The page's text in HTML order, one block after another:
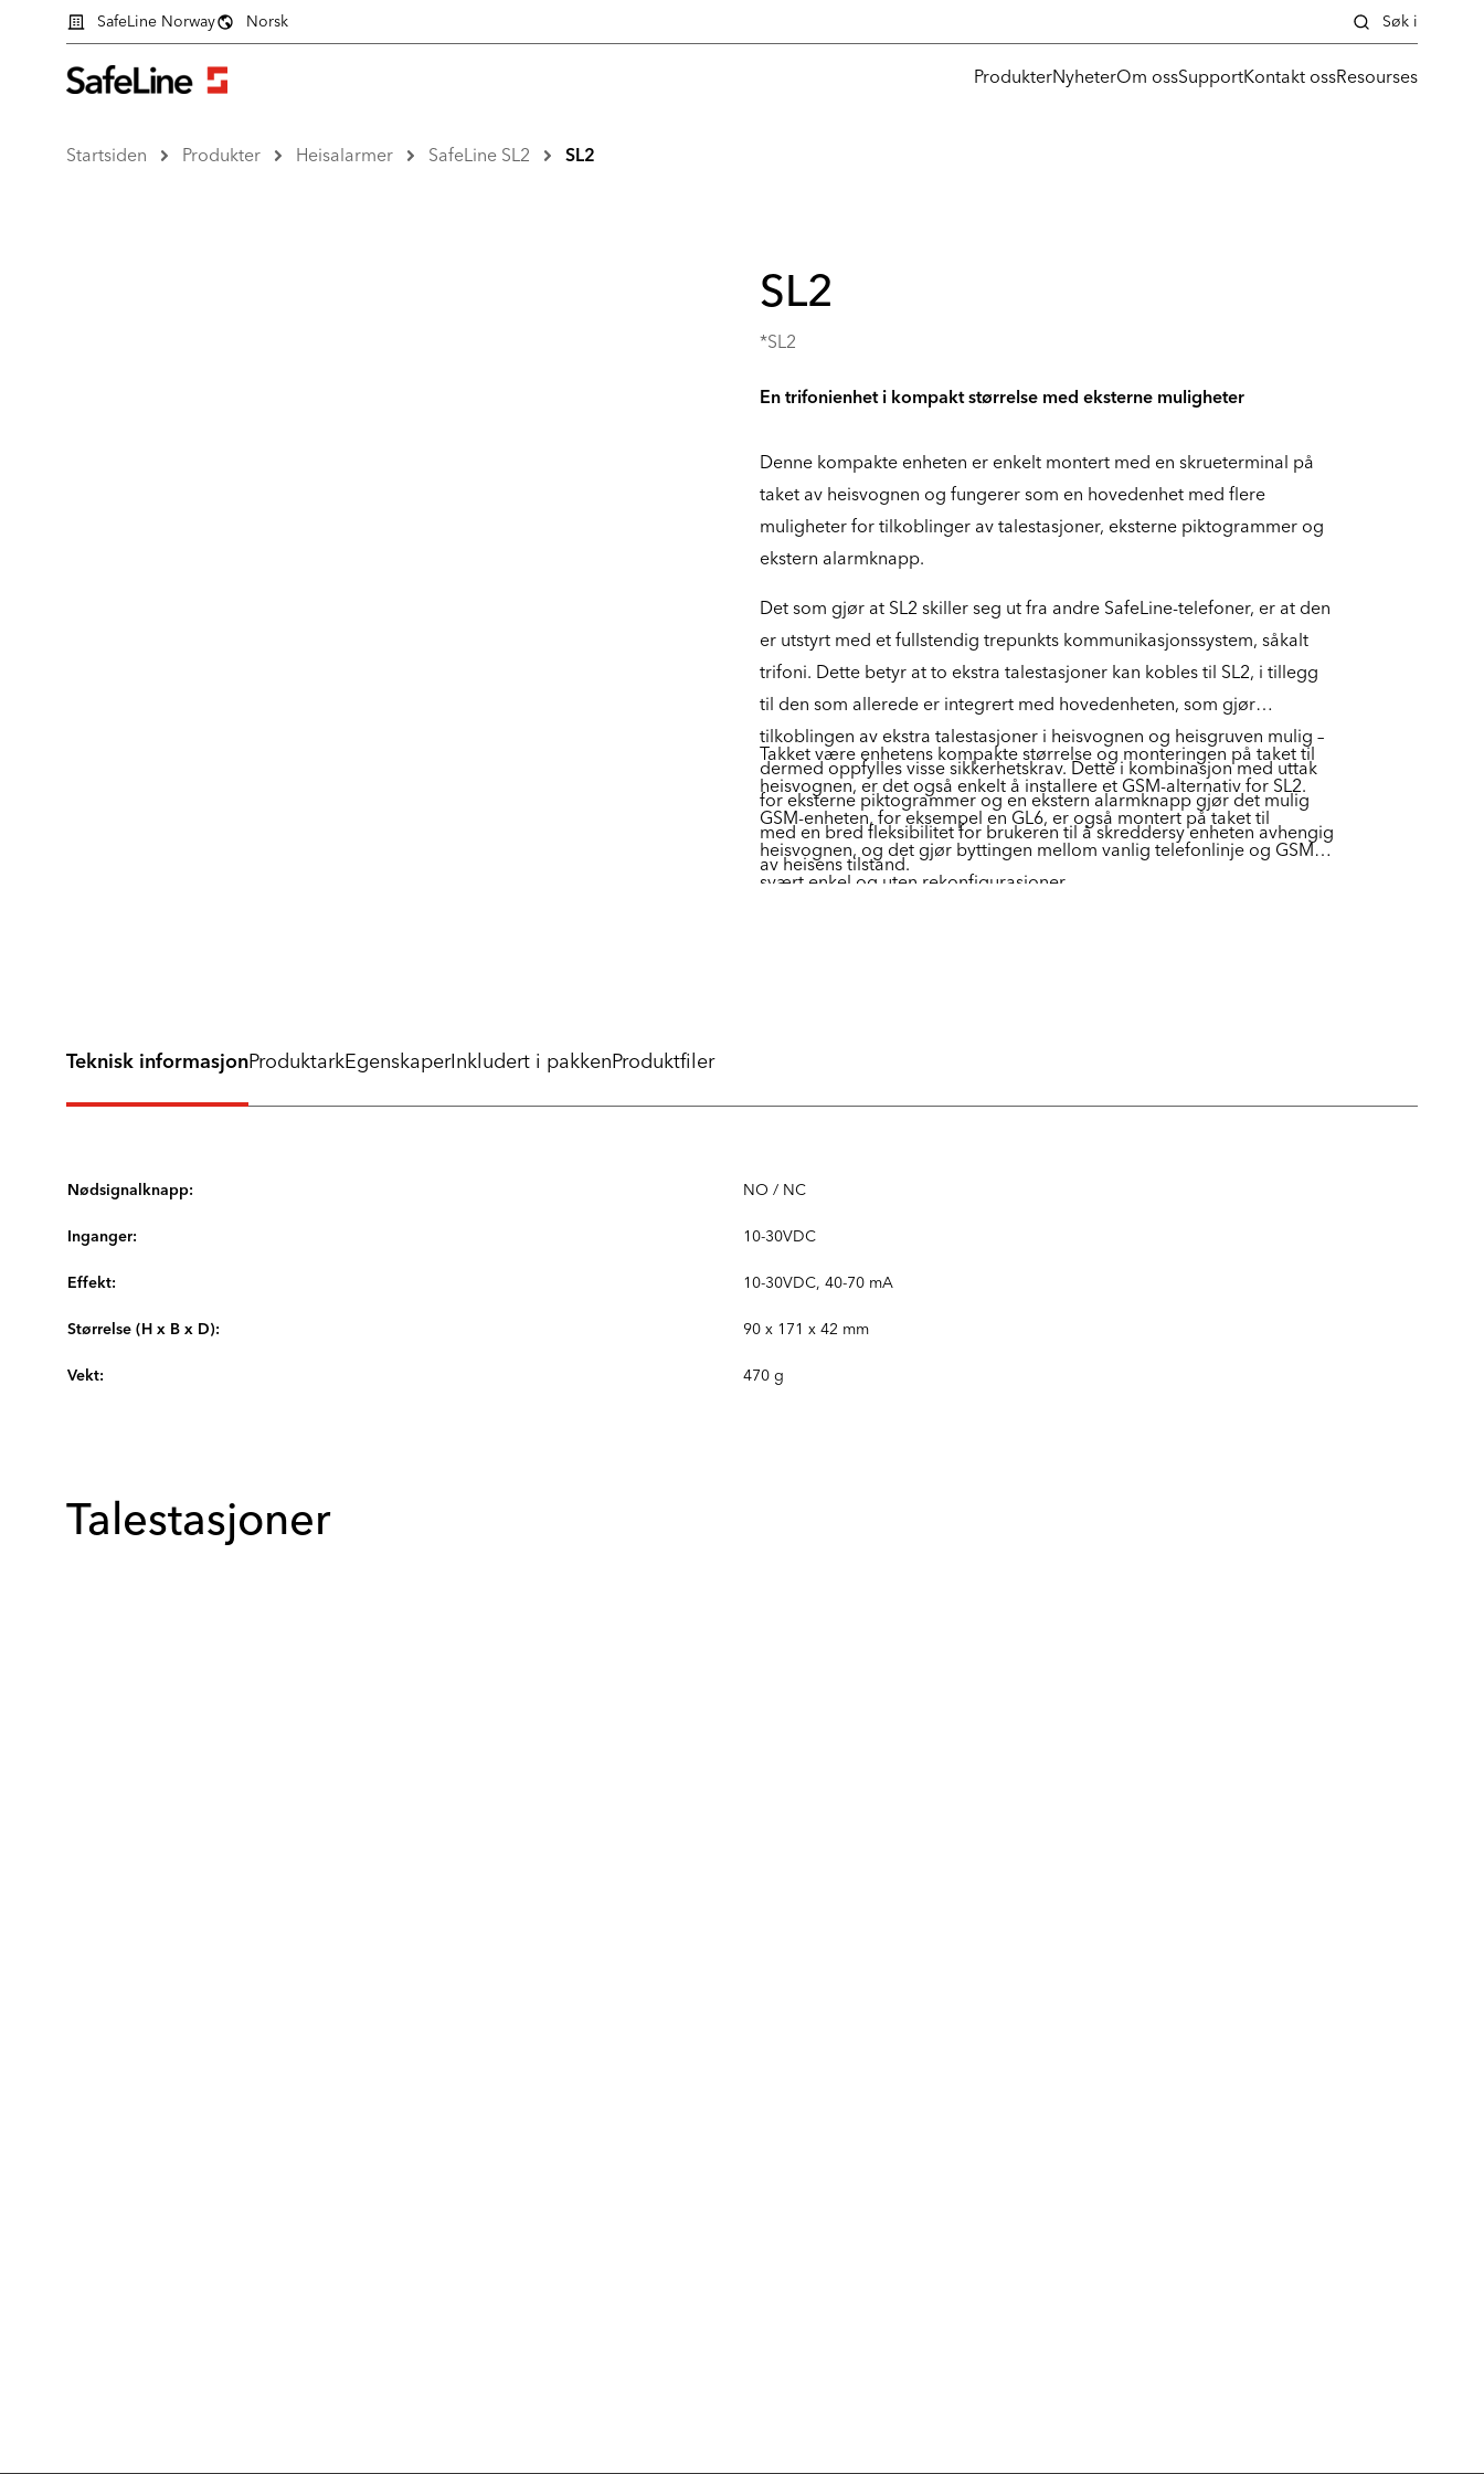
ProdukterNyheterOm ossSupportKontakt ossResourses
SafeLine Norway Norsk Søk i
Startsiden Produkter Heisalarmer SafeLine SL2 SL2
SL2
*SL2
En trifonienhet i kompakt størrelse med eksterne muligheter
Denne kompakte enheten er enkelt montert med en skrueterminal på
taket av heisvognen og fungerer som en hovedenhet med flere
muligheter for tilkoblinger av talestasjoner, eksterne piktogrammer og
ekstern alarmknapp.
Det som gjør at SL2 skiller seg ut fra andre SafeLine-telefoner, er at den
er utstyrt med et fullstendig trepunkts kommunikasjonssystem, såkalt
trifoni. Dette betyr at to ekstra talestasjoner kan kobles til SL2, i tillegg
til den som allerede er integrert med hovedenheten, som gjør
tilkoblingen av ekstra talestasjoner i heisvognen og heisgruven mulig –
dermed oppfylles visse sikkerhetskrav. Dette i kombinasjon med uttak
for eksterne piktogrammer og en ekstern alarmknapp gjør det mulig
med en bred fleksibilitet for brukeren til å skreddersy enheten avhengig
av heisens tilstand.
Takket være enhetens kompakte størrelse og monteringen på taket til
heisvognen, er det også enkelt å installere et GSM-alternativ for SL2.
GSM-enheten, for eksempel en GL6, er også montert på taket til
heisvognen, og det gjør byttingen mellom vanlig telefonlinje og GSM
svært enkel og uten rekonfigurasjoner.
Teknisk informasjon
Nødsignalknapp: NO / NC
Inganger: 10-30VDC
Effekt: 10-30VDC, 40-70 mA
Størrelse (H x B x D): 90 x 171 x 42 mm
Vekt: 470 g
ProduktarkEgenskaperInkludert i pakkenProduktfiler
Talestasjoner